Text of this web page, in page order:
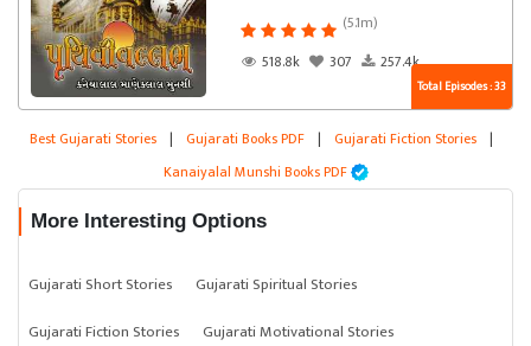
(5.1m)
518.8k
307 257.4k
Total Episodes : 33
Best Gujarati Stories | Gujarati Books PDF | Gujarati Fiction Stories |
Kanaiyalal Munshi Books PDF
More Interesting Options
Gujarati Short Stories
Gujarati Spiritual Stories
Gujarati Fiction Stories
Gujarati Motivational Stories